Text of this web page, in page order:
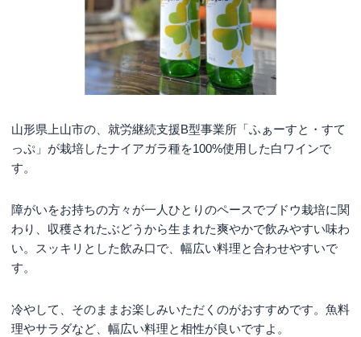
山形県上山市の、就労継続支援B型事業所「ふぁーすと・すて
っぷ」が栽培したナイアガラ種を100%使用した白ワインで
す。
障がいをお持ちの方々が一人ひとりのペースでブドウ栽培に関
わり、収穫されたぶどうから生まれた爽やかで飲みやすい味わ
い。スッキリとした飲み口で、幅広い料理と合わせやすいで
す。
冷やして、そのままお楽しみいただくのがおすすめです。魚料
理やサラダなど、幅広い料理と相性が良いですよ。